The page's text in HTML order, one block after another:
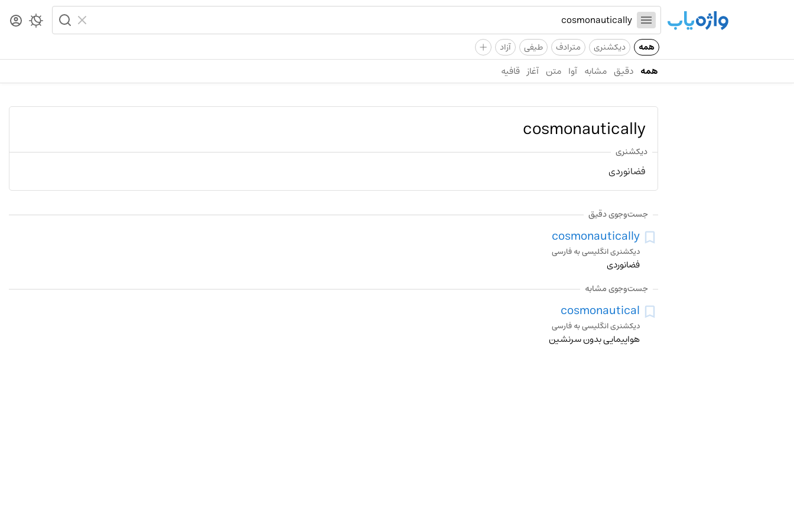
همه دیکشنری مترادف طیفی آزاد +
همه دقیق مشابه آوا متن آغاز قافیه
cosmonautically
دیکشنری
فضانوردی
جست‌وجوی دقیق
cosmonautically
دیکشنری انگلیسی به فارسی
فضانوردی
جست‌وجوی مشابه
cosmonautical
دیکشنری انگلیسی به فارسی
هواپیمایی بدون سرنشین